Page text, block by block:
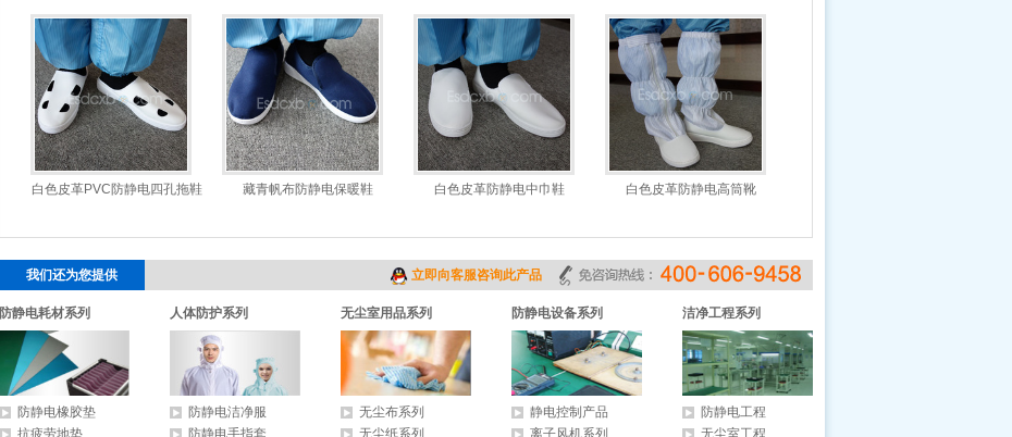
白色皮革PVC防静电四孔拖鞋 藏青帆布防静电保暖鞋 白色皮革防静电中巾鞋 白色皮革防静电高筒靴
我们还为您提供 立即向客服咨询此产品
防静电耗材系列
防静电橡胶垫
抗疲劳地垫
人体防护系列
防静电洁净服
防静电手指套
无尘室用品系列
无尘布系列
无尘纸系列
防静电设备系列
静电控制产品
离子风机系列
洁净工程系列
防静电工程
无尘室工程